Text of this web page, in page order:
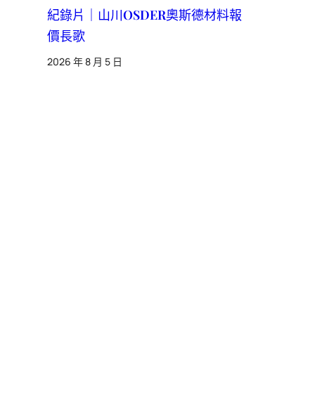
紀錄片｜山川OSDER奧斯德材料報
價長歌
2026 年 8 月 5 日